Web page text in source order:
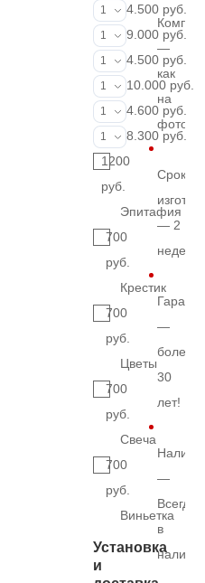
ФИО и даты
1
4.500 руб.
ФИО и даты
1
9.000 руб.
Портрет
1
4.500 руб.
Портрет
1
10.000 руб.
Фотокерамика
1
4.600 руб.
Фото на
1
8.300 руб.
1200
руб.
Эпитафия
700
руб.
Крестик
700
руб.
Цветы
700
руб.
Свеча
700
руб.
Виньетка
Установка
и
—
как
на
фото
Срок
— 2
недели
—
более
30
лет!
—
Всегда
в